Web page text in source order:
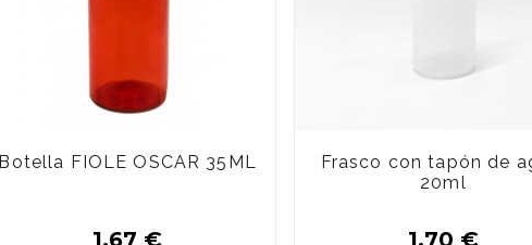
Botella FIOLE OSCAR 35ML
1,67 €
Frasco con tapón de
20ml
1,70 €